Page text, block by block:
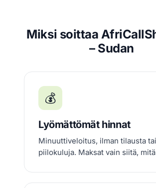
Miksi soittaa
– Sudan
💰
Lyömättömät hinnat
Minuuttiveloitus, ilman tilausta tai
piilokuluja. Maksat vain siitä,